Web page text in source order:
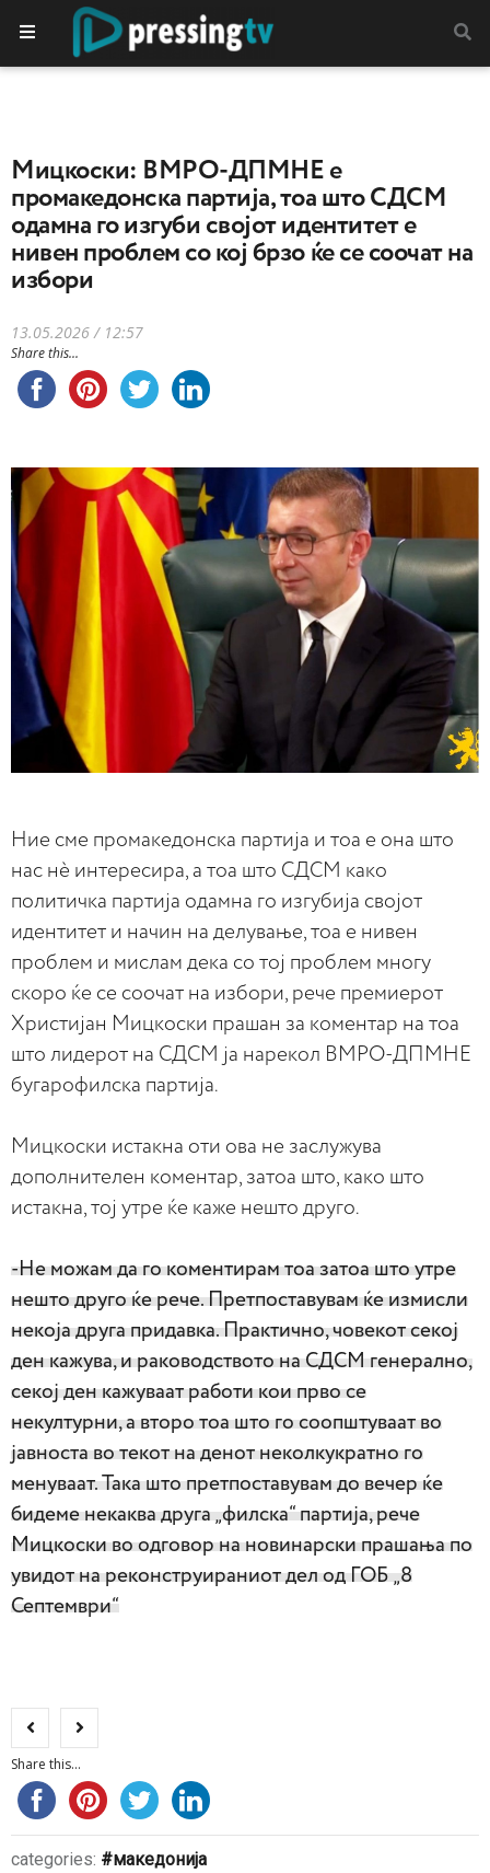
Мицкоски: ВМРО-ДПМНЕ е
промакедонска партија, тоа што СДСМ
одамна го изгуби својот идентитет е
нивен проблем со кој брзо ќе се соочат на
избори
13.05.2026 / 12:57
Share this...
Ние сме промакедонска партија и тоа е она што
нас нè интересира, а тоа што СДСМ како
политичка партија одамна го изгубија својот
идентитет и начин на делување, тоа е нивен
проблем и мислам дека со тој проблем многу
скоро ќе се соочат на избори, рече премиерот
Христијан Мицкоски прашан за коментар на тоа
што лидерот на СДСМ ја нарекол ВМРО-ДПМНЕ
бугарофилска партија.
Мицкоски истакна оти ова не заслужува
дополнителен коментар, затоа што, како што
истакна, тој утре ќе каже нешто друго.
-Не можам да го коментирам тоа затоа што утре
нешто друго ќе рече. Претпоставувам ќе измисли
некоја друга придавка. Практично, човекот секој
ден кажува, и раководството на СДСМ генерално,
секој ден кажуваат работи кои прво се
некултурни, а второ тоа што го соопштуваат во
јавноста во текот на денот неколкукратно го
менуваат. Така што претпоставувам до вечер ќе
бидеме некаква друга „филска“ партија, рече
Мицкоски во одговор на новинарски прашања по
увидот на реконструираниот дел од ГОБ „8
Септември“
Share this...
categories:
македонија